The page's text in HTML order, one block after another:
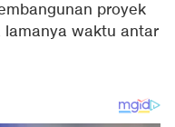
proyek
waktu antar